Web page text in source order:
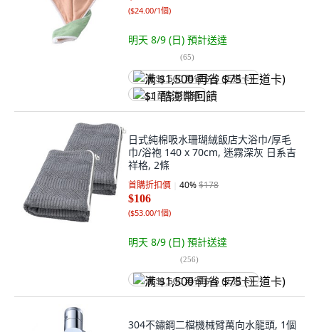
($24.00/1個)
明天 8/9 (日) 預計送達
(65)
满 $1,500 再省 $75 (王道卡)
$1 酷澎幣回饋
日式純棉吸水珊瑚絨飯店大浴巾/厚毛
巾/浴袍 140 x 70cm, 迷霧深灰 日系吉
祥格, 2條
首購折扣價 40%$178
$106
($53.00/1個)
明天 8/9 (日) 預計送達
(256)
满 $1,500 再省 $75 (王道卡)
304不鏽鋼二檔機械臂萬向水龍頭, 1個